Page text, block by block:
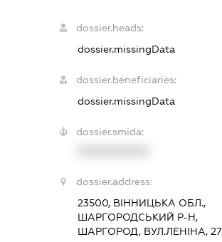
dossier.heads:
dossier.missingData
dossier.beneficiaries:
dossier.missingData
dossier.smida:
dossier.address:
23500, ВІННИЦЬКА ОБЛ.,
ШАРГОРОДСЬКИЙ Р-Н,
ШАРГОРОД, ВУЛ.ЛЕНІНА,